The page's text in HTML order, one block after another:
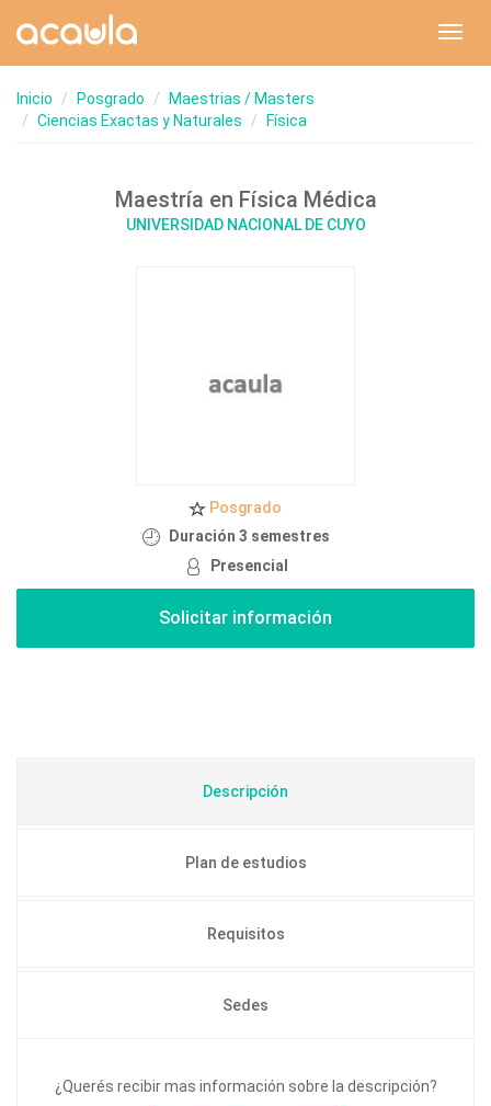
Inicio Posgrado
Maestrias / Masters
Ciencias Exactas y Naturales
Física
Maestría en Física Médica
UNIVERSIDAD NACIONAL DE CUYO
Posgrado
Duración 3 semestres
Presencial
Descripción
Plan de estudios
Requisitos
Sedes
¿Querés recibir mas información sobre la descripción?